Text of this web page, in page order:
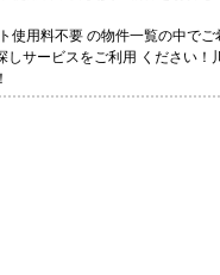
使用料不要 の物件一覧の中で
しサービスをご利用 ください